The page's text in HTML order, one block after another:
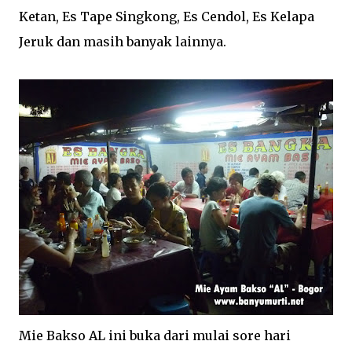
Ketan, Es Tape Singkong, Es Cendol, Es Kelapa
Jeruk dan masih banyak lainnya.
Mie Bakso AL ini buka dari mulai sore hari